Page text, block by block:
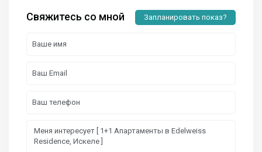
Свяжитесь со мной Запланировать показ?